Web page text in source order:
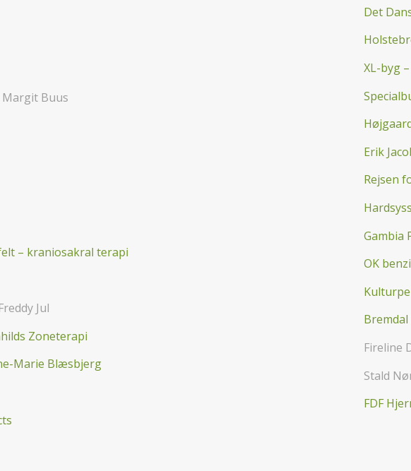
Buus
– kraniosakral terapi
Jul
Zoneterapi
Marie Blæsbjerg
Det
XL-byg
Erik
Rejsen
Gambia
OK
Bremdal
Fireline
Stald
FDF